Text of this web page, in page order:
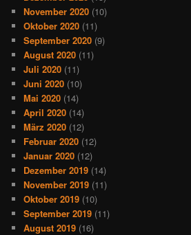
November 2020 (10)
Oktober 2020 (11)
September 2020 (9)
August 2020 (11)
Juli 2020 (11)
Juni 2020 (10)
Mai 2020 (14)
April 2020 (14)
März 2020 (12)
Februar 2020 (12)
Januar 2020 (12)
Dezember 2019 (14)
November 2019 (11)
Oktober 2019 (10)
September 2019 (11)
August 2019 (16)